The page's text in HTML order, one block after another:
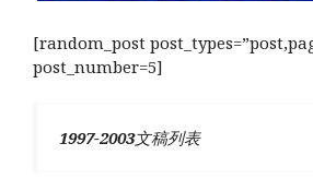
[random_post
post_number=5]
1997-2003文稿列表